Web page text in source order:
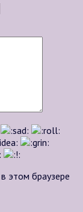
этом браузере